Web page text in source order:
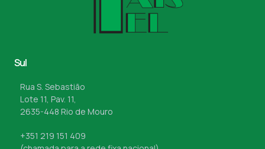
Sul
Rua S. Sebastião
Lote 11, Pav. 11,
2635-448 Rio de Mouro
+351 219 151 409